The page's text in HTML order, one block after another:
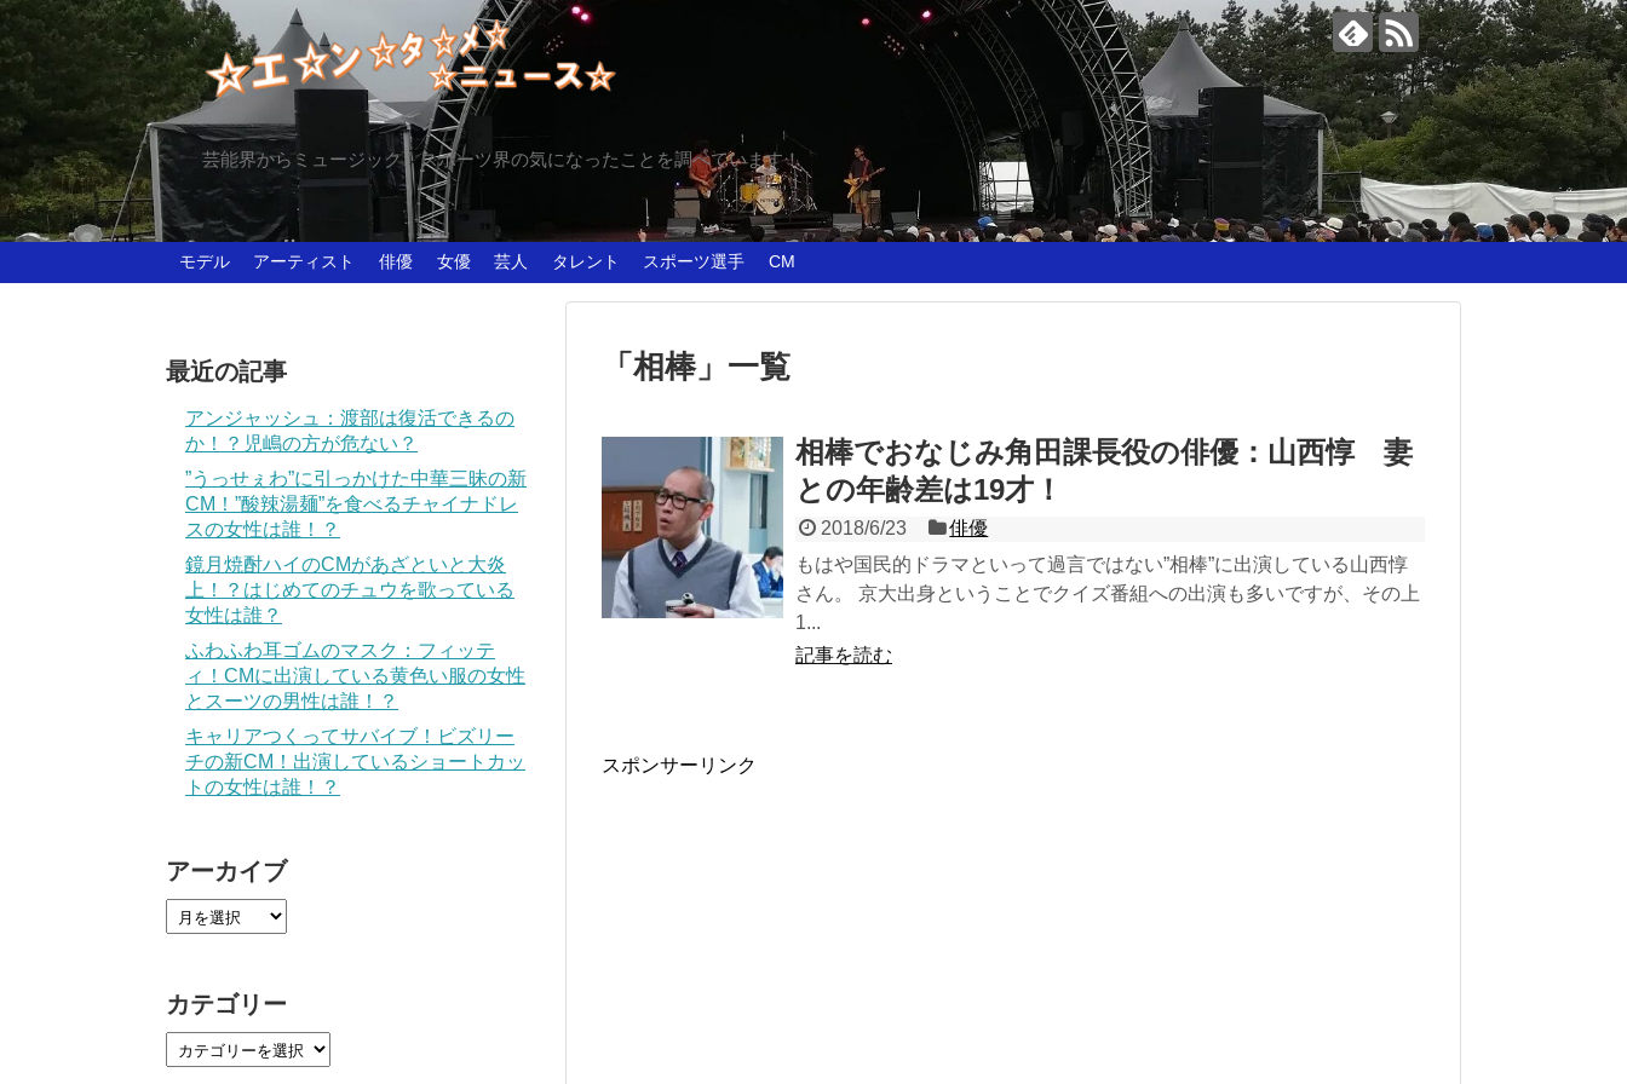
芸能界からミュージック、スポーツ界の気になったことを調べています！
モデル アーティスト 俳優 女優 芸人 タレント スポーツ選手 CM
「 相棒」 一覧
相棒でおなじみ角田課長役の俳優：山西惇 妻
との年齢差は19才！
2018/6/23
俳優
もはや国民的ドラマといって過言ではない”相棒”に出演している山西惇
さん。 京大出身ということでクイズ番組への出演も多いですが、その上
1...
記事を読む
スポンサーリンク
最近の記事
アンジャッシュ：渡部は復活できるの
か！？児嶋の方が危ない？
”うっせぇわ”に引っかけた中華三昧の新
CM！”酸辣湯麺”を食べるチャイナドレ
スの女性は誰！？
鏡月焼酎ハイのCMがあざといと大炎
上！？はじめてのチュウを歌っている
女性は誰？
ふわふわ耳ゴムのマスク：フィッテ
ィ！CMに出演している黄色い服の女性
とスーツの男性は誰！？
キャリアつくってサバイブ！ビズリー
チの新CM！出演しているショートカッ
トの女性は誰！？
アーカイブ
カテゴリー